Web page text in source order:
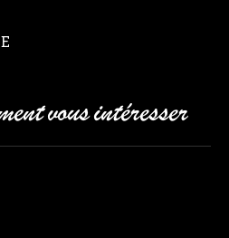
vous intéresser